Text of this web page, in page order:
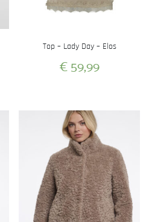
Top – Lady Day – Elos
€59,99
heeft
meerdere
variaties.
Deze
optie
kan
gekozen
worden